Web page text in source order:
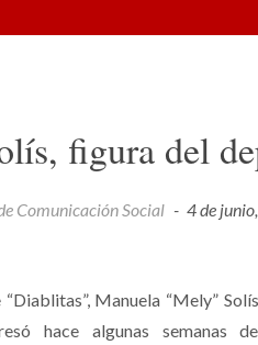
figura del
Comunicación Social - 4 de
Manuela “Mely” Solís
hace algunas semanas de